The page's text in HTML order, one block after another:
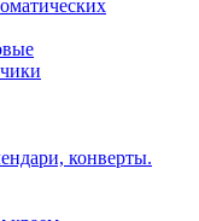
конверты.